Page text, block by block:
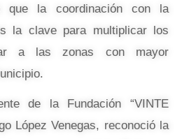
que la coordinación con la
la clave para multiplicar los
a las zonas con mayor
de la Fundación “VINTE
López Venegas, reconoció la